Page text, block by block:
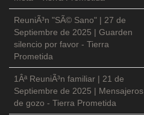
ReuniÃ³n "SÃ© Sano" | 27 de
Septiembre de 2025 | Guarden
silencio por favor - Tierra
Prometida
1Âª ReuniÃ³n familiar | 21 de
Septiembre de 2025 | Mensajeros
de gozo - Tierra Prometida